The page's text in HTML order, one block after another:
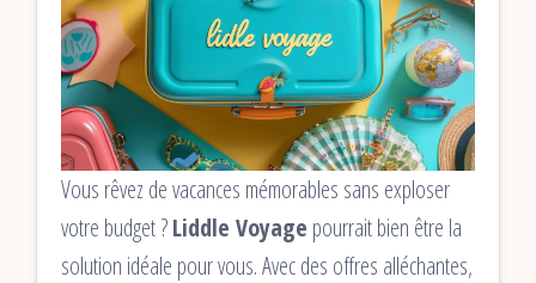
Vous rêvez de vacances mémorables sans exploser
votre budget ?Liddle Voyage pourrait bien être la
solution idéale pour vous. Avec des offres alléchantes,